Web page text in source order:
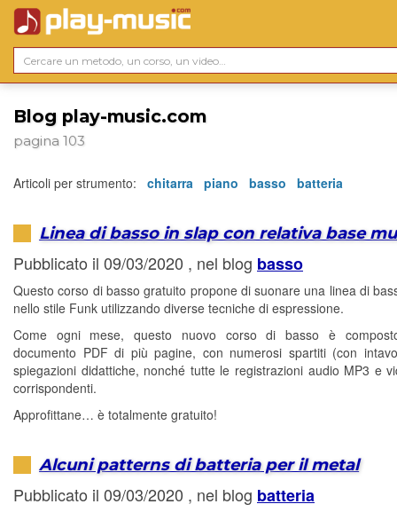
Blog play-music.com
pagina 103
Articoli per strumento: chitarra piano basso batteria
Linea di basso in slap con relativa base
Pubblicato il 09/03/2020 , nel blog basso
Questo corso di basso gratuito propone di suonare una linea di
nello stile Funk utilizzando diverse tecniche di espressione.
Come ogni mese, questo nuovo corso di basso è
documento PDF di più pagine, con numerosi spartiti (con
spiegazioni didattiche, nonché tutte le registrazioni audio MP3 e
corrispondenti.
Approfittane… è totalmente gratuito!
Alcuni patterns di batteria per il metal
Pubblicato il 09/03/2020 , nel blog batteria